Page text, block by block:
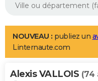
Aménagement intérieur
LIFESTYLE
Art de vivre
Bien-être
Loisirs
Mode
Modes de vie
Alimentation
Guide de la santé
Maladies
Médicaments
Sommeil
VOYAGE
NOUVEAU : publiez un
Linternaute.com
Alexis VALLOIS (74